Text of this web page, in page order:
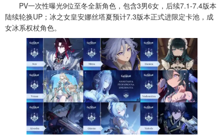
PV一次性曝光9位至冬全新角色，包含3男6女，后续7.1-7.4版本
陆续轮换UP；冰之女皇安娜丝塔夏预计7.3版本正式进限定卡池，成
女冰系权杖角色。